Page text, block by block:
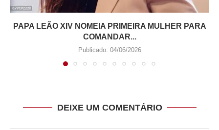
PAPA LEÃO XIV NOMEIA PRIMEIRA MULHER PARA
COMANDAR...
Publicado: 04/06/2026
DEIXE UM COMENTÁRIO